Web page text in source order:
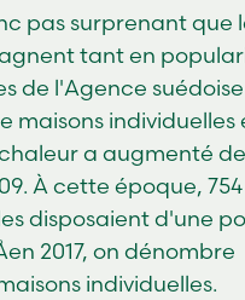
pas surprenant que
tant en
de l'Agence
maisons individuelles
a augmenté
À cette époque,
disposaient d'une
2017, on dénombre
individuelles.